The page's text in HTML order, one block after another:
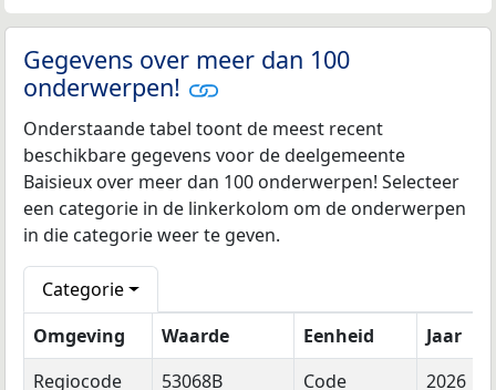
Gegevens over meer dan 100
onderwerpen!
Onderstaande tabel toont de meest recent
beschikbare gegevens voor de deelgemeente
Baisieux over meer dan 100 onderwerpen! Selecteer
een categorie in de linkerkolom om de onderwerpen
in die categorie weer te geven.
Categorie
Omgeving
Waarde Eenheid
Jaar
Regiocode
53068B Code
2026